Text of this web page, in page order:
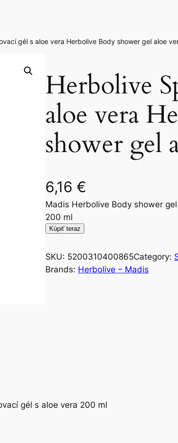
gél s aloe vera Herbolive Body shower gel aloe
Herbolive
aloe vera
shower gel
6,16 €
Madis Herbolive Body shower
200 ml
Kúpiť teraz
SKU: 5200310400865Category:
Brands: Herbolive – Madis
gél s aloe vera 200 ml